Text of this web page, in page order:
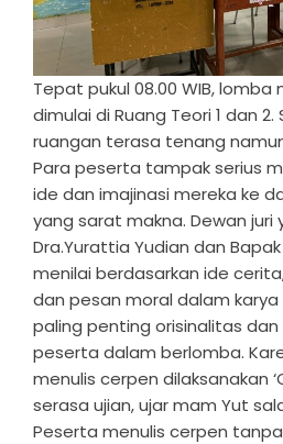
Tepat pukul 08.00 WIB,
dimulai di Ruang Teori 1 dan
ruangan terasa tenang
Para peserta tampak serius
ide dan imajinasi mereka ke
yang sarat makna. Dewan juri
Dra.Yurattia Yudian dan Bapak
menilai berdasarkan ide
dan pesan moral dalam
paling penting orisinalitas
peserta dalam berlomba.
menulis cerpen dilaksanakan
serasa ujian, ujar mam Yut
Peserta menulis cerpen